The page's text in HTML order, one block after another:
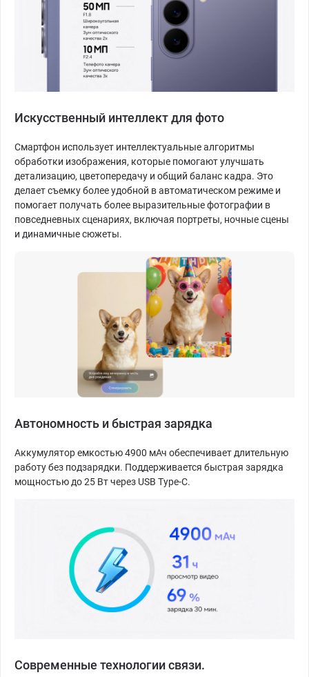
Искусственный интеллект для фото
Смартфон использует интеллектуальные алгоритмы
обработки изображения, которые помогают улучшать
детализацию, цветопередачу и общий баланс кадра. Это
делает съемку более удобной в автоматическом режиме и
помогает получать более выразительные фотографии в
повседневных сценариях, включая портреты, ночные сцены
и динамичные сюжеты.
Автономность и быстрая зарядка
Аккумулятор емкостью 4900 мАч обеспечивает длительную
работу без подзарядки. Поддерживается быстрая зарядка
мощностью до 25 Вт через USB Type-C.
Современные технологии связи.